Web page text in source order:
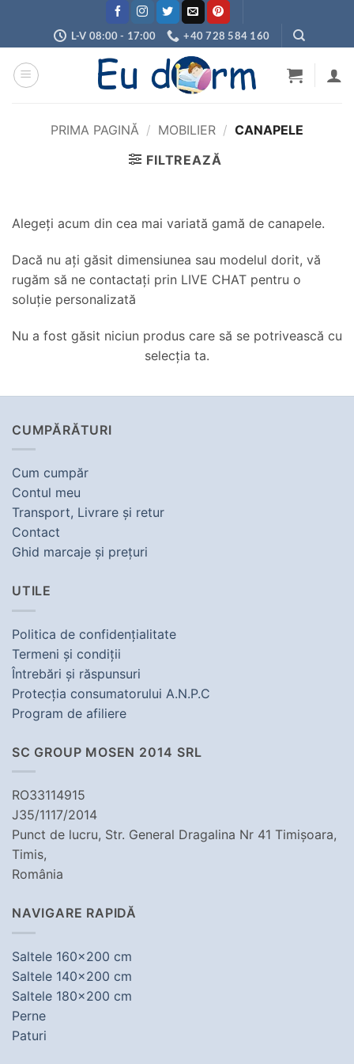
content
L-V 08:00 - 17:00 +40 728 584 160
PRIMA PAGINĂ / MOBILIER / CANAPELE
FILTREAZĂ
Alegeți acum din cea mai variată gamă de canapele.
Dacă nu ați găsit dimensiunea sau modelul dorit, vă
rugăm să ne contactați prin LIVE CHAT pentru o
soluție personalizată
Nu a fost găsit niciun produs care să se potrivească cu
selecția ta.
CUMPĂRĂTURI
Cum cumpăr
Contul meu
Transport, Livrare şi retur
Contact
Ghid marcaje şi preţuri
UTILE
Politica de confidenţialitate
Termeni şi condiţii
Întrebări şi răspunsuri
Protecţia consumatorului A.N.P.C
Program de afiliere
SC GROUP MOSEN 2014 SRL
RO33114915
J35/1117/2014
Punct de lucru, Str. General Dragalina Nr 41 Timișoara,
Timis,
România
NAVIGARE RAPIDĂ
Saltele 160x200 cm
Saltele 140x200 cm
Saltele 180x200 cm
Perne
Paturi